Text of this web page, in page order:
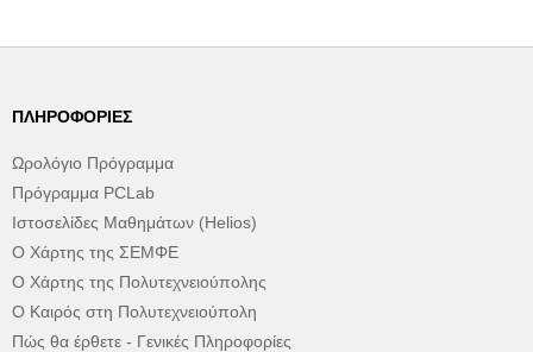
ΠΛΗΡΟΦΟΡΊΕΣ
Ωρολόγιο Πρόγραμμα
Πρόγραμμα PCLab
Ιστοσελίδες Μαθημάτων (Helios)
Ο Χάρτης της ΣΕΜΦΕ
Ο Χάρτης της Πολυτεχνειούπολης
Ο Καιρός στη Πολυτεχνειούπολη
Πώς θα έρθετε - Γενικές Πληροφορίες